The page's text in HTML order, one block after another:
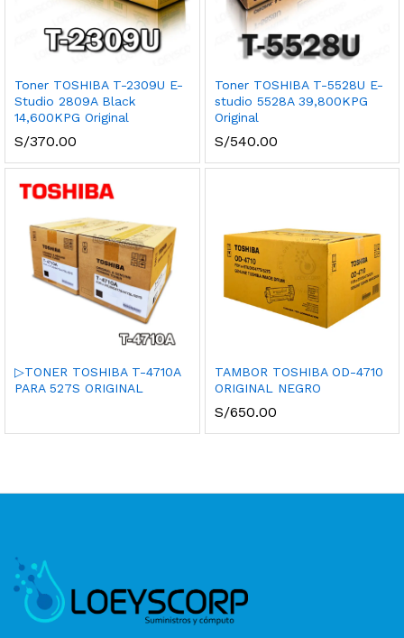
Toner TOSHIBA T-2309U E-
Studio 2809A Black
14,600KPG Original
S/370.00
Toner TOSHIBA T-5528U E-
studio 5528A 39,800KPG
Original
S/540.00
▷TONER TOSHIBA T-4710A
PARA 527S ORIGINAL
TAMBOR TOSHIBA OD-4710
ORIGINAL NEGRO
S/650.00